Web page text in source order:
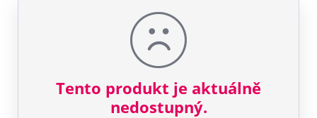
Tento produkt je aktuálně
nedostupný.